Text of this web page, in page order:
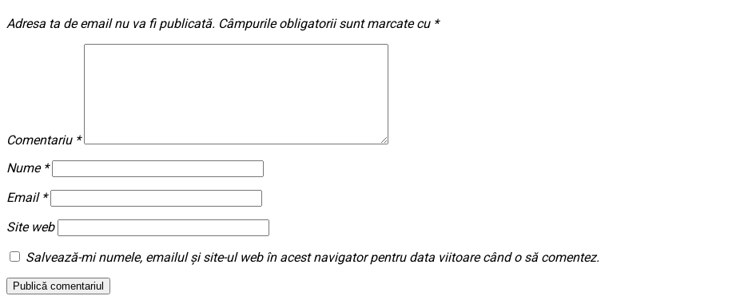
Adresa ta de email nu va fi publicată. Câmpurile obligatorii sunt marcate cu *
Comentariu *
Nume *
Email *
Site web
Salvează-mi numele, emailul și site-ul web în acest navigator pentru data viitoare când o să comentez.